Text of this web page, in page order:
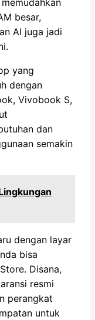
besar,
AI juga jadi
yang
dengan
Vivobook S,
dan
semakin
dengan layar
bisa
Disana,
resmi
perangkat
untuk